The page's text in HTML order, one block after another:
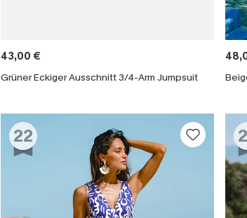
43,00 €
Grüner Eckiger Ausschnitt 3/4-Arm Jumpsuit
22